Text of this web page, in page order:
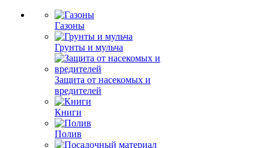
Газоны
Грунты и мульча
Защита от насекомых и
вредителей
Книги
Полив